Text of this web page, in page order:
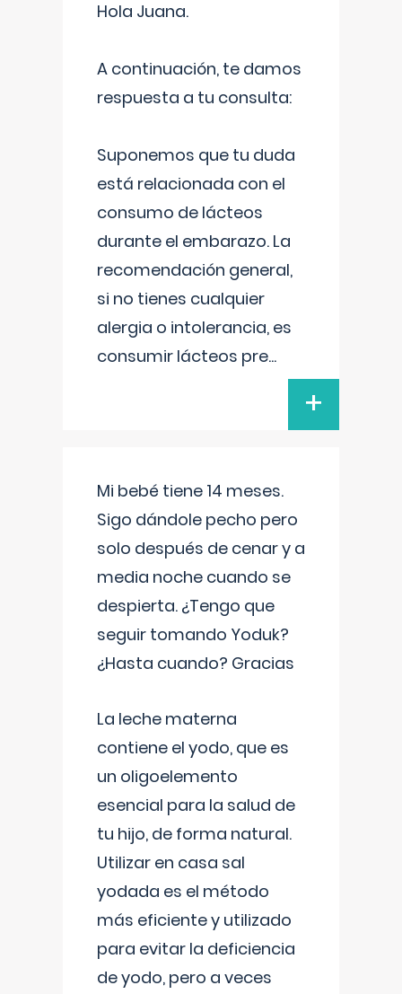
Hola Juana.
A continuación, te damos
respuesta a tu consulta:
Suponemos que tu duda
está relacionada con el
consumo de lácteos
durante el embarazo. La
recomendación general,
si no tienes cualquier
alergia o intolerancia, es
consumir lácteos pre...
+
Mi bebé tiene 14 meses.
Sigo dándole pecho pero
solo después de cenar y a
media noche cuando se
despierta. ¿Tengo que
seguir tomando Yoduk?
¿Hasta cuando? Gracias
La leche materna
contiene el yodo, que es
un oligoelemento
esencial para la salud de
tu hijo, de forma natural.
Utilizar en casa sal
yodada es el método
más eficiente y utilizado
para evitar la deficiencia
de yodo, pero a veces